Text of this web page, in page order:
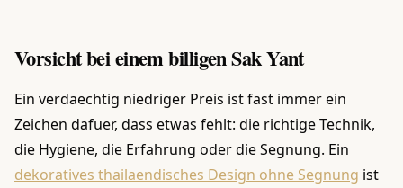
Vorsicht bei einem billigen Sak Yant
Ein verdaechtig niedriger Preis ist fast immer ein
Zeichen dafuer, dass etwas fehlt: die richtige Technik,
die Hygiene, die Erfahrung oder die Segnung. Ein
dekoratives thailaendisches Design ohne Segnung ist